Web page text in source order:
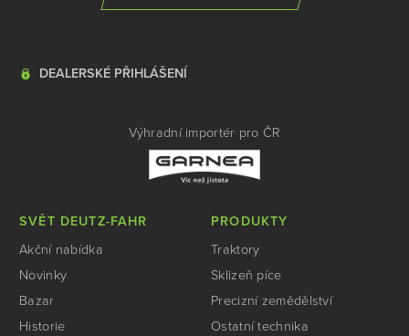
DEALERSKÉ PŘIHLÁŠENÍ
Výhradní importér pro ČR
SVĚT DEUTZ-FAHR
Akční nabídka
Novinky
Bazar
Historie
PRODUKTY
Traktory
Sklizeň píce
Precizní zemědělství
Ostatní technika